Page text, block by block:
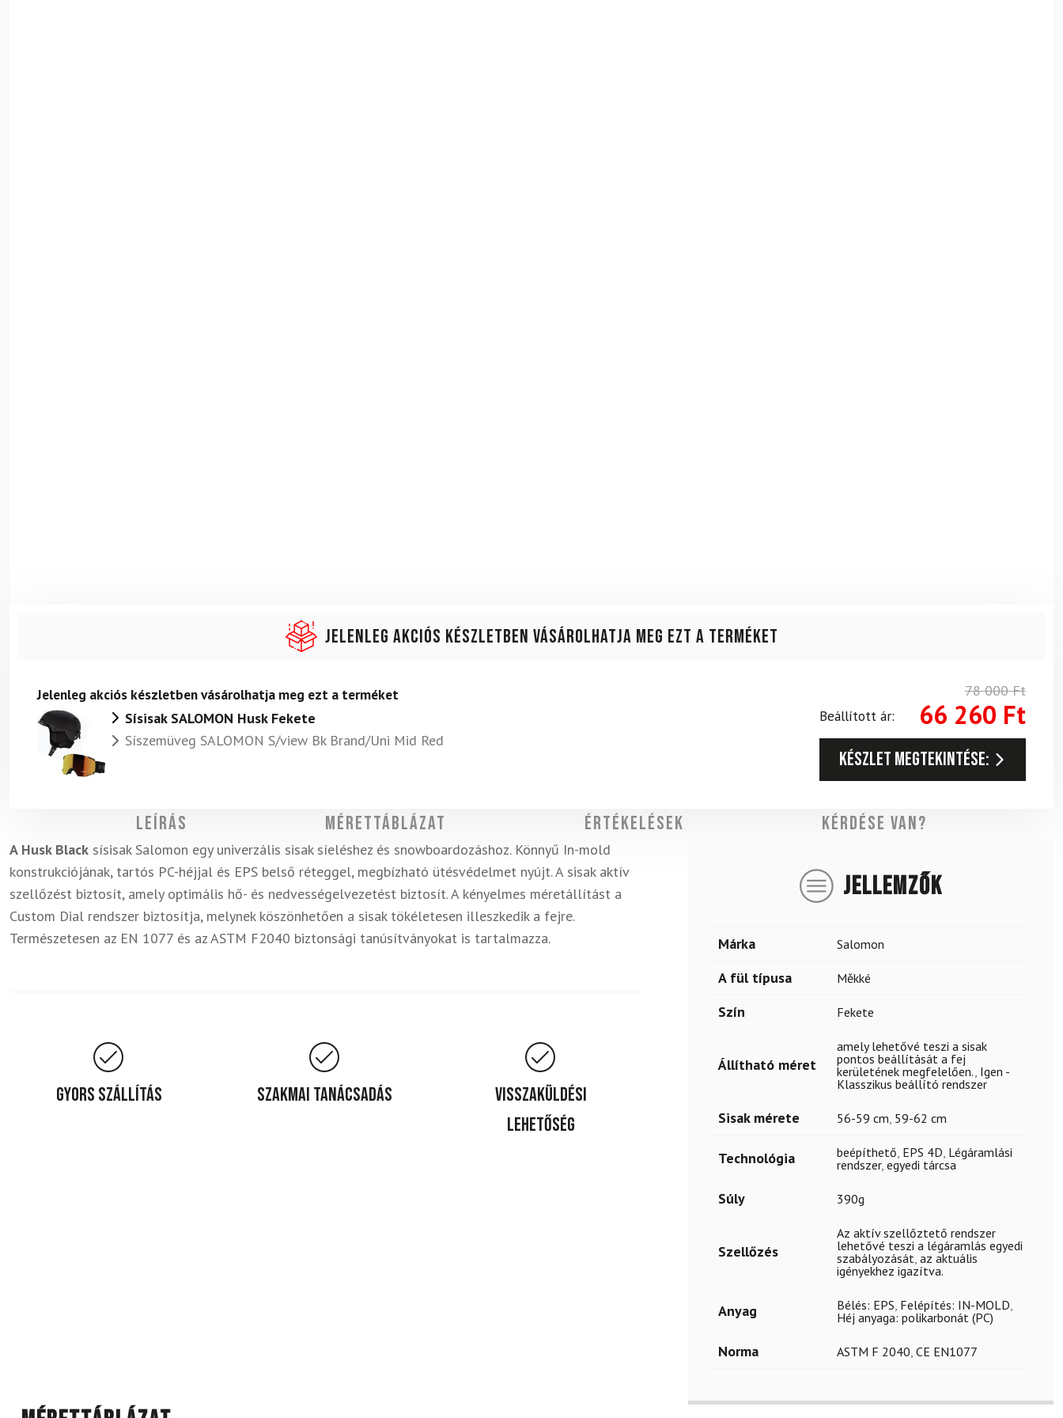
Jelenleg akciós készletben vásárolhatja meg ezt a terméket
Jelenleg akciós készletben vásárolhatja meg ezt a terméket
Sísisak SALOMON Husk Fekete
Síszemüveg SALOMON S/view Bk Brand/Uni Mid Red
78 000Ft
Beállított ár:
66 260 Ft
Készlet megtekintése:
Leírás Mérettáblázat Értékelések Kérdése van?
A Husk Black sísisak Salomon egy univerzális sisak síeléshez és snowboardozáshoz. Könnyű In-mold
konstrukciójának, tartós PC-héjjal és EPS belső réteggel, megbízható ütésvédelmet nyújt. A sisak aktív
szellőzést biztosít, amely optimális hő- és nedvességelvezetést biztosít. A kényelmes méretállítást a
Custom Dial rendszer biztosítja, melynek köszönhetően a sisak tökéletesen illeszkedik a fejre.
Természetesen az EN 1077 és az ASTM F2040 biztonsági tanúsítványokat is tartalmazza.
Gyors szállítás Szakmai tanácsadás
Visszaküldési
lehetőség
JELLEMZŐK
Márka Salomon
A fül típusa Měkké
Szín Fekete
Állítható méret
amely lehetővé teszi a sisak
pontos beállítását a fej
kerületének megfelelően., Igen -
Klasszikus beállító rendszer
Sisak mérete 56-59 cm, 59-62 cm
Technológia beépíthető, EPS 4D, Légáramlási
rendszer, egyedi tárcsa
Súly 390g
Szellőzés
Az aktív szellőztető rendszer
lehetővé teszi a légáramlás egyedi
szabályozását, az aktuális
igényekhez igazítva.
Anyag Bélés: EPS, Felépítés: IN-MOLD,
Héj anyaga: polikarbonát (PC)
Norma ASTM F 2040, CE EN1077